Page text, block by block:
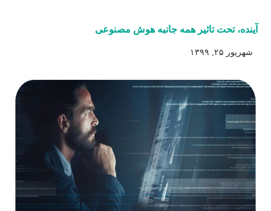
آینده، تحت تاثیر همه جانبه هوش مصنوعی
شهریور ۲۵, ۱۳۹۹